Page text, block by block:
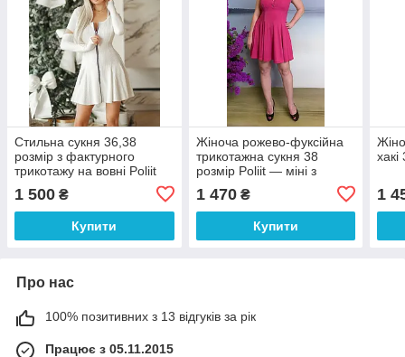
Cтильна сукня 36,38
розмір з фактурного
трикотажу на вовні Poliit
1 500 ₴
Купити
Жіноча рожево-фуксійна
трикотажна сукня 38
розмір Poliit — міні з
1 470₴
Купити
1
Про нас
100% позитивних з 13 відгуків за рік
Працює з 05.11.2015